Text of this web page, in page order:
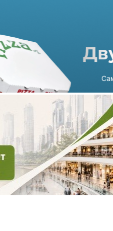
а также товары для
и в другом объекте «Макси
Cropp, House, Reserved
В сентябре Sinsay открылся в
города, представленными
New Yorker, Bershka,
усилят популярные
Love Republic – бренды
Kari, Adidas, Belwest. Также
«Спортмастер», «Мисти
rocher и другими.
ShopAndMall.ru
допускается только при